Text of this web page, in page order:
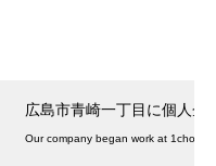
広島市青崎一丁目に個人企
Our company began work at